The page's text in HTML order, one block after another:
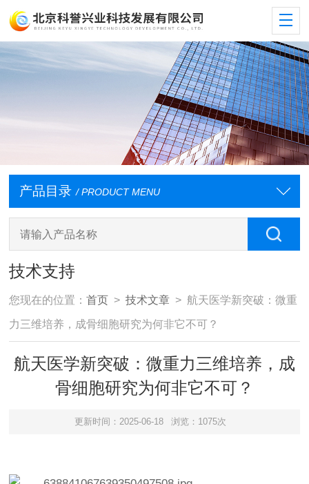
产品目录 / PRODUCT MENU
技术支持
您现在的位置：首页 >技术文章 > 航天医学新突破：微重
力三维培养，成骨细胞研究为何非它不可？
航天医学新突破：微重力三维培养，成
骨细胞研究为何非它不可？
更新时间：2025-06-18 浏览：1075次